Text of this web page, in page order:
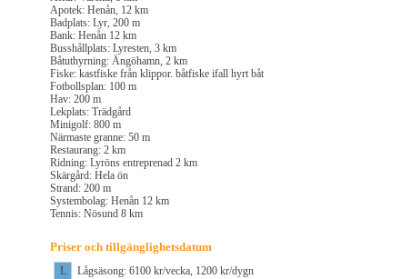
Apotek: Henån, 12 km
Badplats: Lyr, 200 m
Bank: Henån 12 km
Busshållplats: Lyresten, 3 km
Båtuthyrning: Ängöhamn, 2 km
Fiske: kastfiske från klippor. båtfiske ifall hyrt båt
Fotbollsplan: 100 m
Hav: 200 m
Lekplats: Trädgård
Minigolf: 800 m
Närmaste granne: 50 m
Restaurang: 2 km
Ridning: Lyröns entreprenad 2 km
Skärgård: Hela ön
Strand: 200 m
Systembolag: Henån 12 km
Tennis: Nösund 8 km
Priser och tillgänglighetsdatum
L
Lågsäsong: 6100 kr/vecka, 1200 kr/dygn